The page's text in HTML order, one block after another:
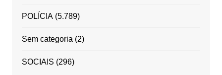
POLÍCIA(5.789)
Sem categoria (2)
SOCIAIS (296)